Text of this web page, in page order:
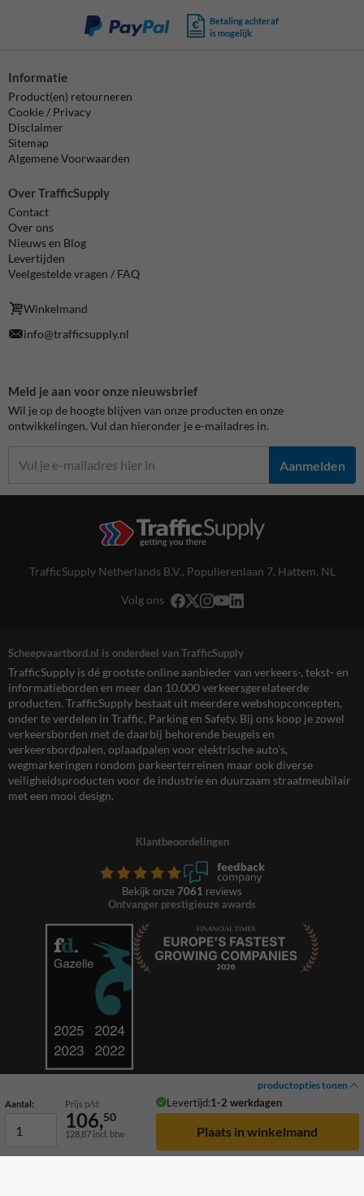
productopties tonen
Aantal: Prijs p/st Levertijd:1-2 werkdagen
106,50
128,87 incl. btw
Betaling achteraf
is mogelijk
Informatie
Product(en) retourneren
Cookie / Privacy
Disclaimer
Sitemap
Algemene Voorwaarden
Over TrafficSupply
Contact
Over ons
Nieuws en Blog
Levertijden
Veelgestelde vragen / FAQ
Winkelmand
info@trafficsupply.nl
Meld je aan voor onze nieuwsbrief
Wil je op de hoogte blijven van onze producten en onze
ontwikkelingen. Vul dan hieronder je e-mailadres in.
Aanmelden
TrafficSupply Netherlands B.V., Populierenlaan 7, Hattem, NL
Volg ons
Scheepvaartbord.nl is onderdeel van TrafficSupply
TrafficSupply is dé grootste online aanbieder van verkeers-, tekst- en
informatieborden en meer dan 10.000 verkeersgerelateerde
producten. TrafficSupply bestaat uit meerdere webshopconcepten,
onder te verdelen in Traffic, Parking en Safety. Bij ons koop je zowel
verkeersborden met de daarbij behorende beugels en
verkeersbordpalen, oplaadpalen voor elektrische auto’s,
wegmarkeringen rondom parkeerterreinen maar ook diverse
veiligheidsproducten voor de industrie en duurzaam straatmeubilair
met een mooi design.
Klantbeoordelingen
Bekijk onze 7061 reviews
Ontvanger prestigieuze awards
© 2026 TrafficSupply. Alle rechten voorbehouden.